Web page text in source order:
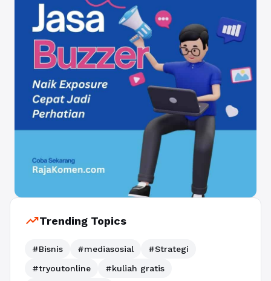
trending_upTrending Topics
#Bisnis #mediasosial
#Strategi
#tryoutonline
#kuliah gratis